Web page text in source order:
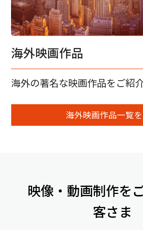
海外映画作品
海外の著名な映画作品をご紹介
海外映画作品一覧
映像・動画制作を
客さま